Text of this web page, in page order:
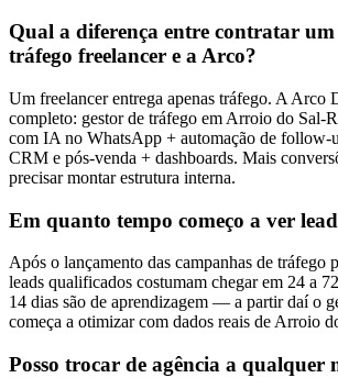
Qual a diferença entre contratar um
tráfego freelancer e a Arco?
Um freelancer entrega apenas tráfego. A Arco
completo: gestor de tráfego em Arroio do Sal-
com IA no WhatsApp + automação de follow-
CRM e pós-venda + dashboards. Mais
precisar montar estrutura interna.
Em quanto tempo começo a ver
Após o lançamento das campanhas de tráfego
leads qualificados costumam chegar em 24 a
14 dias são de aprendizagem — a partir daí o
começa a otimizar com dados reais de Arroio
Posso trocar de agência a qualquer